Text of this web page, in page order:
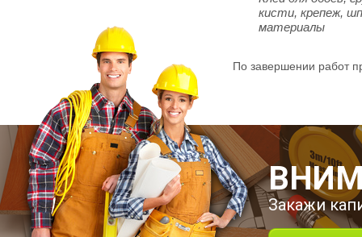
кисти, крепеж,
материалы
По завершении работ
Закажи